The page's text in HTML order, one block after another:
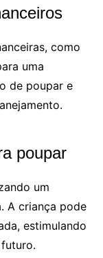
como
uma
de poupar e
poupar
um
A criança pode
estimulando